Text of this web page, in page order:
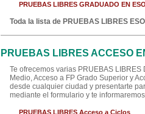
PRUEBAS LIBRES GRADUADO EN ESO
Toda la lista de PRUEBAS LIBRES
PRUEBAS LIBRES ACCESO
Te ofrecemos varias PRUEBAS
Medio, Acceso a FP Grado Superior y
desde cualquier ciudad y presentarte
mediante el formulario y te
PRUEBAS LIBRES Acceso a Ciclos